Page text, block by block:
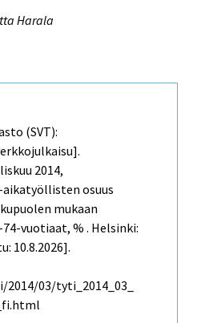
Harala
(SVT):
2014,
osuus
mukaan
74-vuotiaat, % . Helsinki:
10.8.2026].
03/tyti_2014_03_